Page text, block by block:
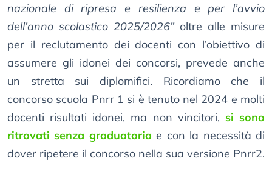
nazionale di ripresa e resilienza e per l’avvio
dell’anno scolastico 2025/2026”oltre alle misure
per il reclutamento dei docenti con l’obiettivo di
assumere gli idonei dei concorsi, prevede anche
un stretta sui diplomifici. Ricordiamo che il
concorso scuola Pnrr 1 si è tenuto nel 2024 e molti
docenti risultati idonei, ma non vincitori, si sono
ritrovati senza graduatoria e con la necessità di
dover ripetere il concorso nella sua versione Pnrr2.